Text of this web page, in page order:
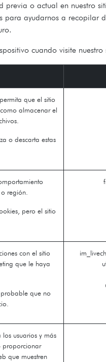
previa o actual en nuestro
ayudarnos a recopilar
cuando visite nuestro
que el sitio
almacenar el
o descarta estas
región.
pero el sitio
con el sitio
que le haya
probable que no
usuarios y más
proporcionar
que muestren